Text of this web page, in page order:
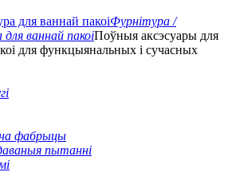
Фурнітура /
ваннай пакоіПоўныя аксэсуары для
для функцыянальных і сучасных
фабрыцы
пытанні